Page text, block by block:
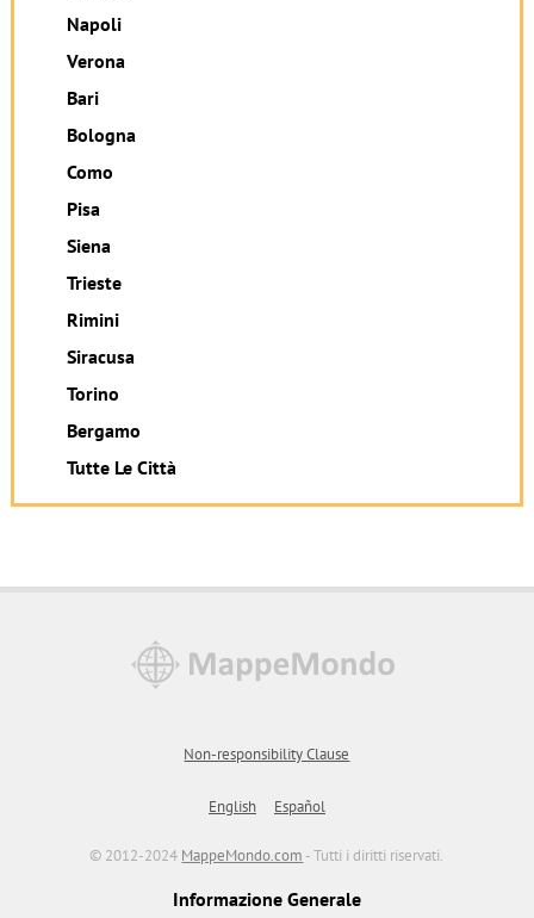
Napoli
Verona
Bari
Bologna
Como
Pisa
Siena
Trieste
Rimini
Siracusa
Torino
Bergamo
Tutte Le Città
Non-responsibility Clause
English Español
© 2012-2024 MappeMondo.com - Tutti i diritti riservati.
Informazione Generale